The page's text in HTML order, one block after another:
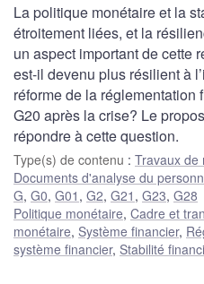
La politique monétaire et la
étroitement liées, et la
un aspect important de cette
est-il devenu plus résilient à
réforme de la
G20 après la crise? Le
répondre à cette question.
Type(s) de contenu : Travaux de
Documents d'analyse du
G, G0, G01 , G2, G21 , G23, G28
Politique monétaire, Cadre et
monétaire, Système financier,
système financier, Stabilité